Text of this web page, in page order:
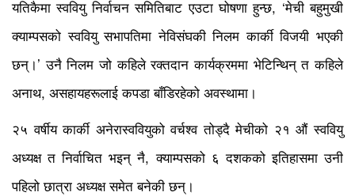
यतिकैमा स्ववियु निर्वाचन समितिबाट एउटा घोषणा हुन्छ, ‘मेची बहुमुखी
क्याम्पसको स्ववियु सभापतिमा नेविसंघकी निलम कार्की विजयी भएकी
छन्।’ उनै निलम जो कहिले रक्तदान कार्यक्रममा भेटिन्थिन् त कहिले
अनाथ, असहायहरूलाई कपडा बाँडिरहेको अवस्थामा।
२५ वर्षीय कार्की अनेरास्ववियुको वर्चश्व तोड्दै मेचीको २१ औं स्ववियु
अध्यक्ष त निर्वाचित भइन् नै, क्याम्पसको ६ दशकको इतिहासमा उनी
पहिलो छात्रा अध्यक्ष समेत बनेकी छन्।